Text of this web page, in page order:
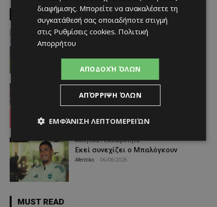
EDITOR PICKS
Αθλητικά - Επικαιρότητα
Παραμένει ο Ενρίκες – Παίρνει και
Afentiko - 06/08/2026
Απόλλων
Τι ισχύει με Κονομή
Afentiko - 06/08/2026
Αθλητικά - Επικαιρότητα
Εκεί συνεχίζει ο Μπαλόγκουν
Afentiko 06/08/2026
MUST READ
διαφήμισης. Μπορείτε να ανακαλέσετε τη
συγκατάθεσή σας οποιαδήποτε στιγμή
στις Ρυθμίσεις cookies. Πολιτική
Απορρήτου
ΑΠΟΔΟΧΉ ΌΛΩΝ
ΑΠΌΡΡΙΨΗ ΌΛΩΝ
ΕΜΦΆΝΙΣΗ ΛΕΠΤΟΜΕΡΕΙΏΝ